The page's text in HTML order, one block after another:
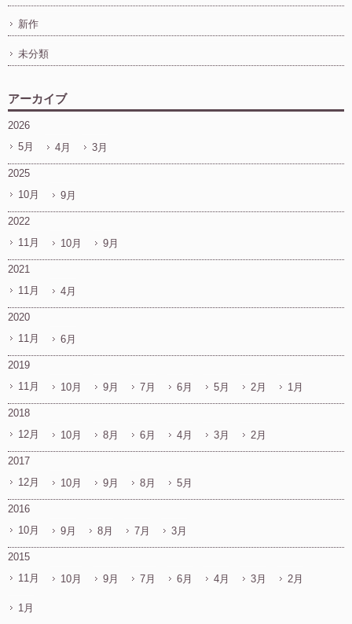
新作
未分類
アーカイブ
2026
5月
4月 3月
2025
10月
9月
2022
11月
10月 9月
2021
11月
4月
2020
11月
6月
2019
11月
10月 9月 7月 6月 5月 2月 1月
2018
12月
10月 8月 6月 4月 3月 2月
2017
12月
10月 9月 8月 5月
2016
10月
9月 8月 7月 3月
2015
11月
10月 9月 7月 6月 4月 3月 2月
1月